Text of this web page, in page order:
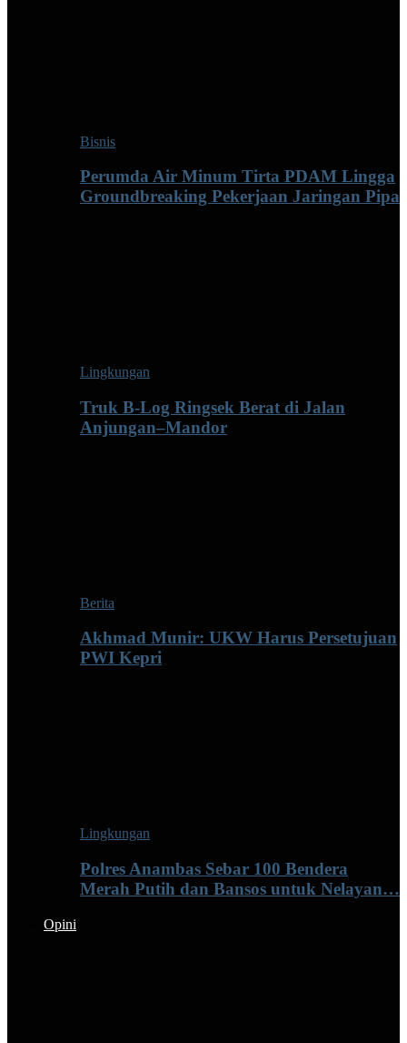
Bisnis
Perumda Air Minum Tirta PDAM Lingga
Groundbreaking Pekerjaan Jaringan Pipa
Lingkungan
Truk B-Log Ringsek Berat di Jalan
Anjungan–Mandor
Berita
Akhmad Munir: UKW Harus Persetujuan
PWI Kepri
Lingkungan
Polres Anambas Sebar 100 Bendera
Merah Putih dan Bansos untuk Nelayan…
Opini